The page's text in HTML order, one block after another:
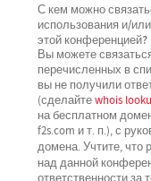
С кем можно
использования и/
этой конференцией?
Вы можете
перечисленных в
вы не получили
(сделайтеwhois
на бесплатном
f2s.com и т. п.), с
домена. Учтите, что
над данной